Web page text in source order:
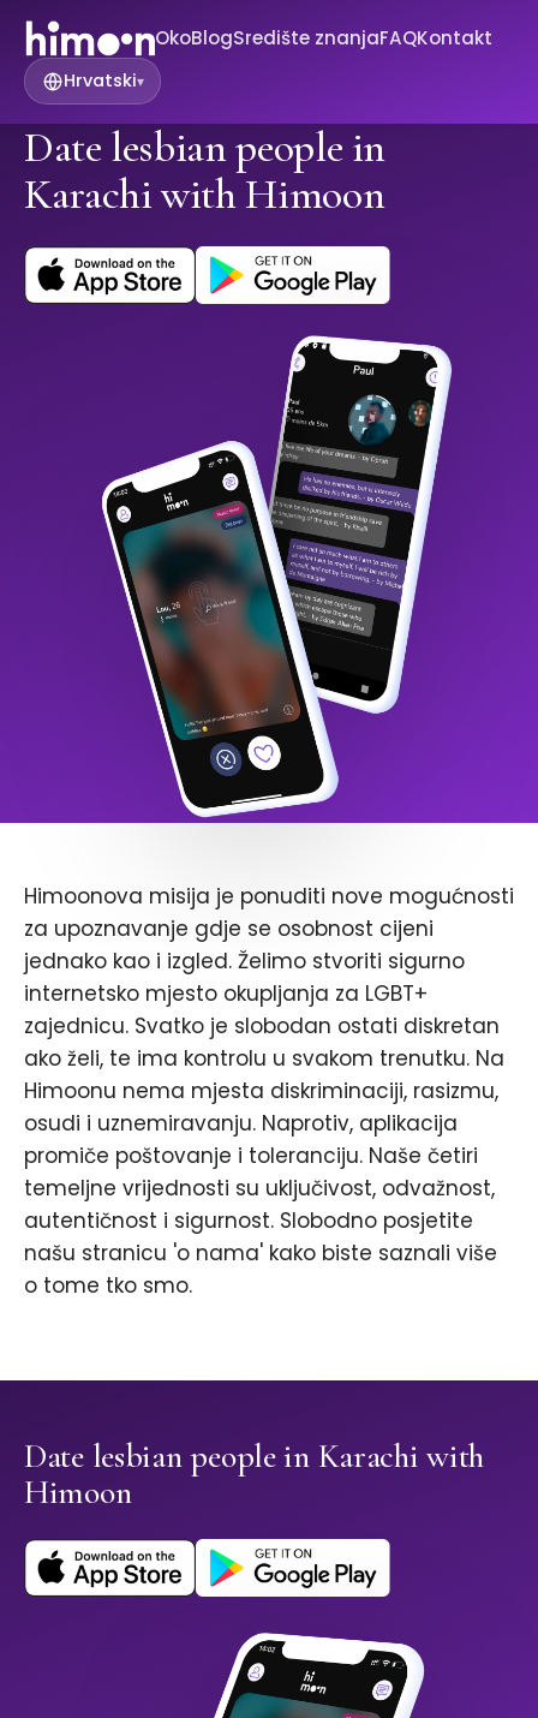
OkoBlogSredište znanjaFAQKontakt
Hrvatski▾
Date lesbian people in
Karachi with Himoon
Himoonova misija je ponuditi nove mogućnosti
za upoznavanje gdje se osobnost cijeni
jednako kao i izgled. Želimo stvoriti sigurno
internetsko mjesto okupljanja za LGBT+
zajednicu. Svatko je slobodan ostati diskretan
ako želi, te ima kontrolu u svakom trenutku. Na
Himoonu nema mjesta diskriminaciji, rasizmu,
osudi i uznemiravanju. Naprotiv, aplikacija
promiče poštovanje i toleranciju. Naše četiri
temeljne vrijednosti su uključivost, odvažnost,
autentičnost i sigurnost. Slobodno posjetite
našu stranicu 'o nama' kako biste saznali više
o tome tko smo.
Date lesbian people in Karachi with
Himoon